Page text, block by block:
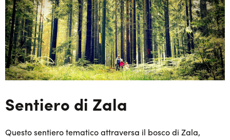
Sentiero di Zala
Questo sentiero tematico attraversa il bosco di Zala,